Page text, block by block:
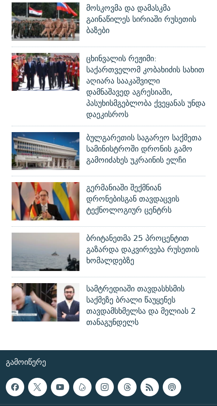
მოსკოვმა და დამასკმა
გაინაწილეს სირიაში რუსეთის
ბაზები
ცხინვალის რეჟიმი:
საქართველომ კობახიძის სახით
აღიარა სააკაშვილი
დამნაშავედ აგრესიაში,
პასუხისმგებლობა ქვეყანას უნდა
დაეკისროს
ბულგარეთის საგარეო საქმეთა
სამინისტროში დრონის გამო
გამოიძახეს უკრაინის ელჩი
გერმანიაში შექმნიან
დრონებისგან თავდაცვის
ტექნოლოგიურ ცენტრს
ბრიტანეთმა 25 პროცენტით
გაზარდა დაკვირვება რუსეთის
ხომალდებზე
სამტრედიაში თავდასხსმის
საქმეზე ბრალი წაუყენეს
თავდამსხმელსა და მელიას 2
თანაგუნდელს
ᲒᲐᲛᲝᲘᲬᲔᲠᲔ